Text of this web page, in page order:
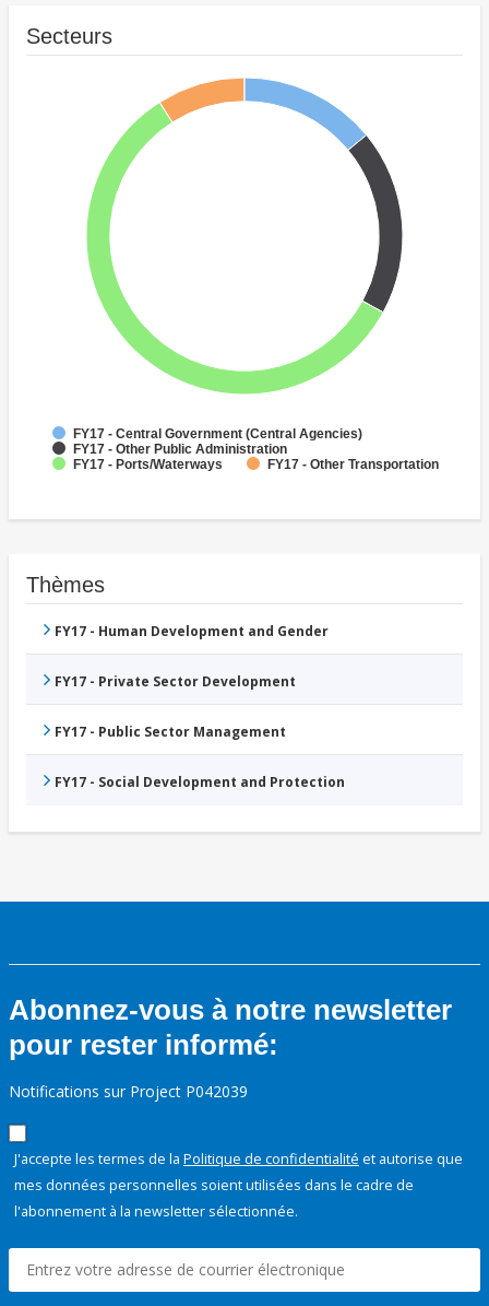
Secteurs
FY17 - Central Government (Central Agencies)
FY17 - Other Public Administration
FY17 - Ports/Waterways
FY17 - Other Transportation
Thèmes
FY17 - Human Development and Gender
FY17 - Private Sector Development
FY17 - Public Sector Management
FY17 - Social Development and Protection
Abonnez-vous à notre newsletter
pour rester informé:
Notifications sur Project P042039
J'accepte les termes de la Politique de confidentialité et autorise que
mes données personnelles soient utilisées dans le cadre de
l'abonnement à la newsletter sélectionnée.